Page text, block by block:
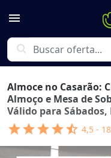
menu
search
Almoce no Casarão:
Almoço e Mesa de
Válido para
starstarstarstarstar_half 4,5 -